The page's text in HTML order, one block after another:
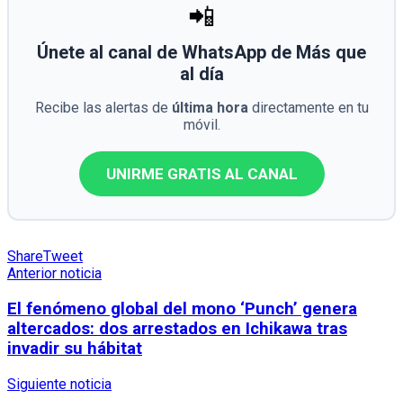
📲
Únete al canal de WhatsApp de Más que
al día
Recibe las alertas de última horadirectamente en tu
móvil.
UNIRME GRATIS AL CANAL
ShareTweet
Anterior noticia
El fenómeno global del mono ‘Punch’ genera
altercados: dos arrestados en Ichikawa tras
invadir su hábitat
Siguiente noticia